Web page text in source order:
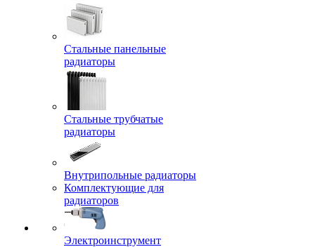
Стальные панельные
радиаторы
Стальные трубчатые
радиаторы
Внутрипольные радиаторы
Комплектующие для
радиаторов
Электроинструмент